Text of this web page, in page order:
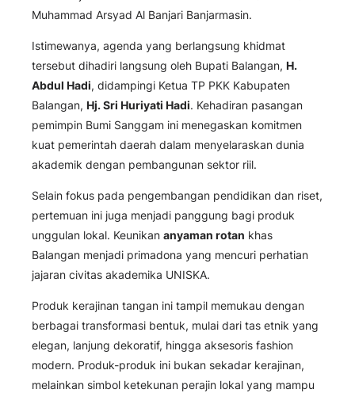
Muhammad Arsyad Al Banjari Banjarmasin.
Istimewanya, agenda yang berlangsung khidmat
tersebut dihadiri langsung oleh Bupati Balangan, H.
Abdul Hadi, didampingi Ketua TP PKK Kabupaten
Balangan, Hj. Sri Huriyati Hadi. Kehadiran pasangan
pemimpin Bumi Sanggam ini menegaskan komitmen
kuat pemerintah daerah dalam menyelaraskan dunia
akademik dengan pembangunan sektor riil.
Selain fokus pada pengembangan pendidikan dan riset,
pertemuan ini juga menjadi panggung bagi produk
unggulan lokal. Keunikan anyaman rotan khas
Balangan menjadi primadona yang mencuri perhatian
jajaran civitas akademika UNISKA.
Produk kerajinan tangan ini tampil memukau dengan
berbagai transformasi bentuk, mulai dari tas etnik yang
elegan, lanjung dekoratif, hingga aksesoris fashion
modern. Produk-produk ini bukan sekadar kerajinan,
melainkan simbol ketekunan perajin lokal yang mampu